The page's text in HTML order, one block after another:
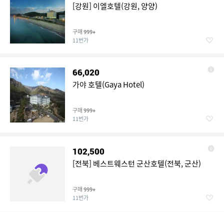
[강원] 이엘호텔(강원, 양양)
구매 999+
11번가
66,020
가야 호텔(Gaya Hotel)
구매 999+
11번가
102,500
[전북] 베스트웨스턴 군산호텔(전북, 군산)
구매 999+
11번가